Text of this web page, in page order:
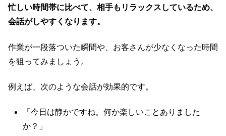
忙しい時間帯に比べて、相手もリラックスしているため、
会話がしやすくなります。
作業が一段落ついた瞬間や、お客さんが少なくなった時間
を狙ってみましょう。
例えば、次のような会話が効果的です。
「今日は静かですね。何か楽しいことありました
か？」